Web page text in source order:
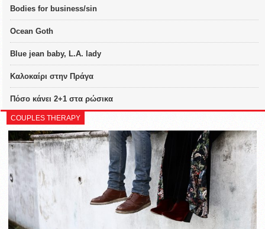
Bodies for business/sin
Ocean Goth
Blue jean baby, L.A. lady
Καλοκαίρι στην Πράγα
Πόσο κάνει 2+1 στα ρώσικα
COUPLES THERAPY